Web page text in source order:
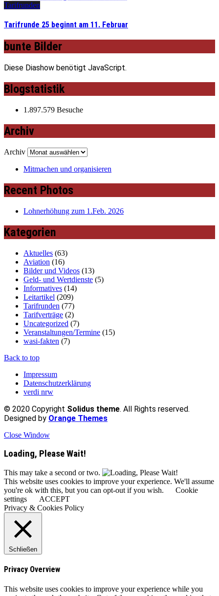
Tarifrunden
Tarifrunde 25 beginnt am 11. Februar
bunte Bilder
Diese Diashow benötigt JavaScript.
Blogstatistik
1.897.579 Besuche
Archiv
Archiv
Mitmachen und organisieren
Recent Photos
Lohnerhöhung zum 1.Feb. 2026
Kategorien
Aktuelles (63)
Aviation (16)
Bilder und Videos (13)
Geld- und Wertdienste (5)
Informatives (14)
Leitartikel (209)
Tarifrunden (77)
Tarifverträge (2)
Uncategorized (7)
Veranstaltungen/Termine (15)
wasi-fakten (7)
Back to top
Impressum
Datenschutzerklärung
verdi nrw
© 2020 Copyright Solidus theme. All Rights reserved.
Designed by Orange Themes
Close Window
Loading, Please Wait!
This may take a second or two.
This website uses cookies to improve your experience. We'll assume
you're ok with this, but you can opt-out if you wish.
Cookie
settings
ACCEPT
Privacy & Cookies Policy
Schließen
Privacy Overview
This website uses cookies to improve your experience while you